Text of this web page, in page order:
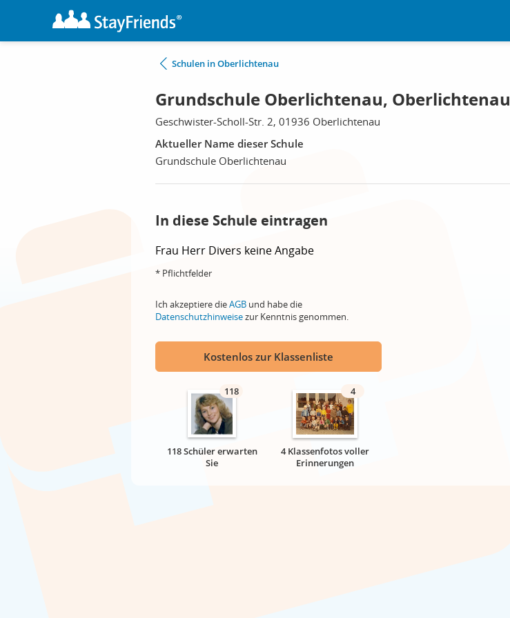
Schulen in Oberlichtenau
Grundschule Oberlichtenau, Oberlichtenau
Geschwister-Scholl-Str. 2, 01936 Oberlichtenau
Aktueller Name dieser Schule
Grundschule Oberlichtenau
In diese Schule eintragen
Frau Herr Divers keine Angabe
* Pflichtfelder
Ich akzeptiere dieAGB und habe die
Datenschutzhinweisezur Kenntnis genommen.
Kostenlos zur Klassenliste
118
118 Schüler erwarten
Sie
4
4 Klassenfotos voller
Erinnerungen